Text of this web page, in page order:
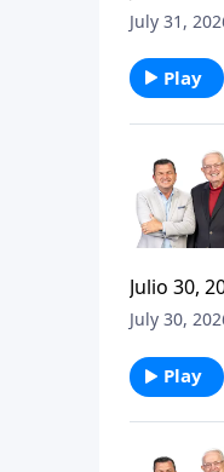
problemas,
July 31,
Play
Julio 30,
del
July 30,
Play